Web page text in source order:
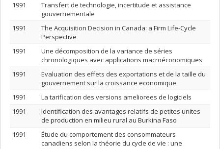
1991
Transfert de technologie, incertitude et assistance
gouvernementale
1991
The Acquisition Decision in Canada: a Firm Life-Cycle
Perspective
1991
Une décomposition de la variance de séries
chronologiques avec applications macroéconomiques
1991
Evaluation des effets des exportations et de la taille du
gouvernement sur la croissance economique
1991
La tarification des versions ameliorees de logiciels
1991
Identification des avantages relatifs de petites unites
de production en milieu rural au Burkina Faso
1991
Étude du comportement des consommateurs
canadiens selon la théorie du cycle de vie : une